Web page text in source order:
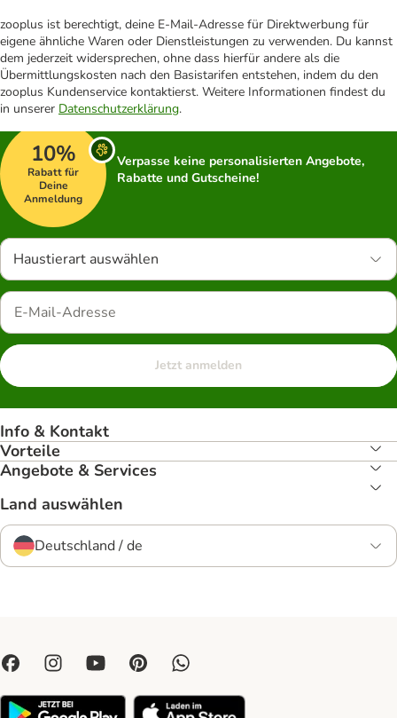
zooplus ist berechtigt, deine E-Mail-Adresse für Direktwerbung für
eigene ähnliche Waren oder Dienstleistungen zu verwenden. Du kannst
dem jederzeit widersprechen, ohne dass hierfür andere als die
Übermittlungskosten nach den Basistarifen entstehen, indem du den
zooplus Kundenservice kontaktierst. Weitere Informationen findest du
in unserer Datenschutzerklärung.
10%
Rabatt für
Deine
Anmeldung
Verpasse keine personalisierten Angebote,
Rabatte und Gutscheine!
Haustierart auswählen
Jetzt anmelden
Info & Kontakt
Vorteile
Angebote & Services
Land auswählen
Deutschland / de